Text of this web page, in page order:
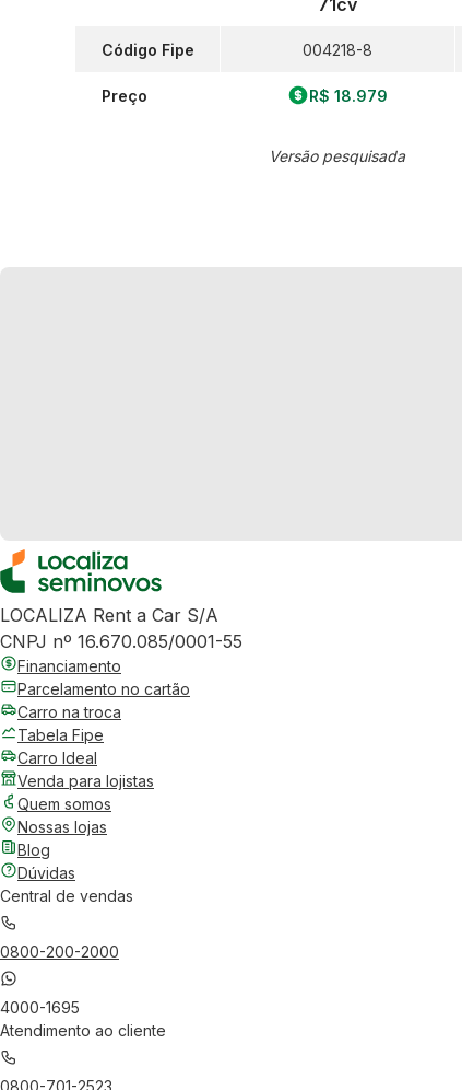
Código Fipe
Preço
71cv
004218-8
R$ 18.979
Versão pesquisada
LOCALIZA Rent a Car S/A
CNPJ nº 16.670.085/0001-55
Financiamento
Parcelamento no cartão
Carro na troca
Tabela Fipe
Carro Ideal
Venda para lojistas
Quem somos
Nossas lojas
Blog
Dúvidas
Central de vendas
0800-200-2000
4000-1695
Atendimento ao cliente
0800-701-2523